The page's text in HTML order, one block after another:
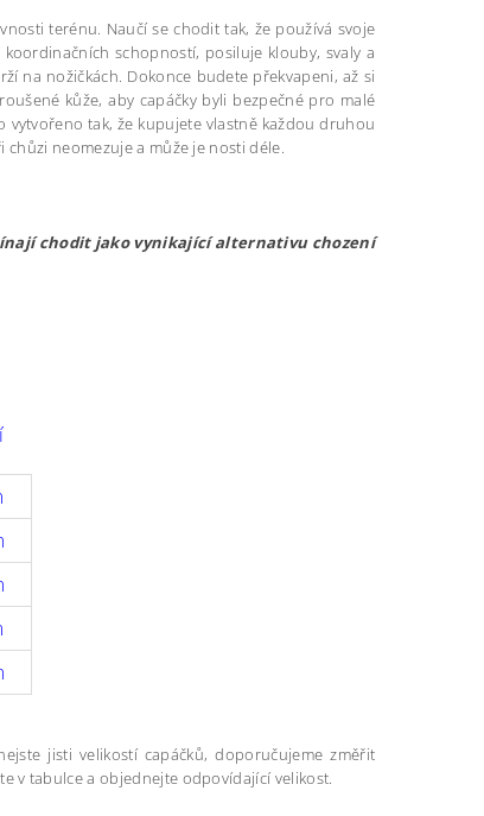
terénu. Naučí se chodit tak, že používá svoje
schopností, posiluje klouby, svaly a
na nožičkách. Dokonce budete překvapeni, až si
kůže, aby capáčky byli bezpečné pro malé
vytvořeno tak, že kupujete vlastně každou druhou
neomezuje a může je nosti déle.
chodit jako vynikající alternativu chození
jisti velikostí capáčků, doporučujeme změřit
v tabulce a objednejte odpovídající velikost.